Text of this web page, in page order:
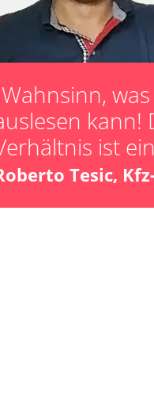
Ausstattung und Konfiguration
kann!
ist
Tesic,